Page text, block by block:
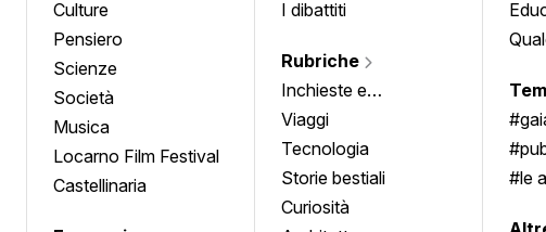
Culture
Pensiero
Scienze
Società
Musica
Locarno Film Festival
Castellinaria
I dibattiti
Rubriche
Inchieste e
approfondimenti
Viaggi
Tecnologia
Storie bestiali
Curiosità
#le